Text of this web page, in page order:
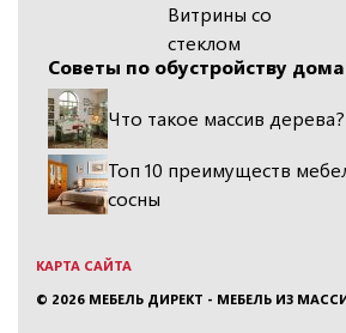
Витрины со
стеклом
Советы по обустройству дома
Что такое массив дерева?
Топ 10 преимуществ
сосны
КАРТА САЙТА
© 2026 МЕБЕЛЬ ДИРЕКТ - МЕБЕЛЬ ИЗ